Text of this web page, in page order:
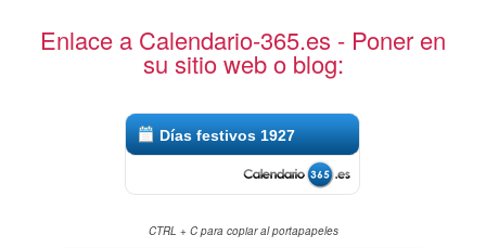
Enlace a Calendario-365.es - Poner en
su sitio web o blog:
Días festivos 1927
CTRL + C para copiar al portapapeles